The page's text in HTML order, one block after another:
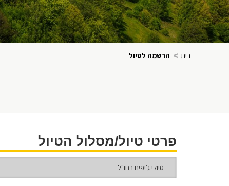
בית > הרשמה לטיול
פרטי טיול/מסלול הטיול